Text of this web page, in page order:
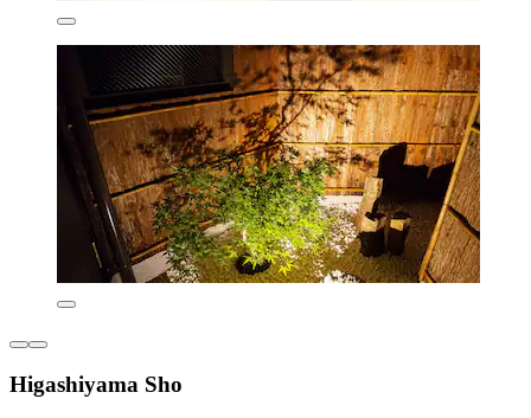
Higashiyama Sho